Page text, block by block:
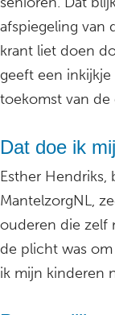
afspiegeling van
krant liet doen
geeft een
toekomst van
Dat doe ik
Esther
MantelzorgNL,
ouderen die zelf
de plicht was
ik mijn kinderen